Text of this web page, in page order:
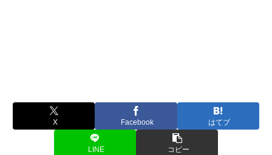
X Facebook はてブ
LINE コピー